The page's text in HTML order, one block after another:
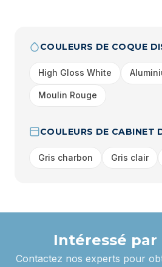
COULEURS DE COQUE
High Gloss White
Moulin Rouge
COULEURS DE CABINET
Gris charbon Gris clair
Intéressé par
Contactez nos experts pour